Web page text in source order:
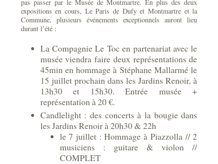
pas passer par le Musée de Montmartre. En plus des deux
expositions en cours, Le Paris de Dufy et Montmartre et la
Commune, plusieurs événements exceptionnels auront lieu
durant l’été :
La Compagnie Le Toc en partenariat avec le
musée viendra faire deux représentations de
45min en hommage à Stéphane Mallarmé le
15 juillet prochain dans les Jardins Renoir, à
13h30 et 15h30. Entrée musée +
représentation à 20 €.
Candlelight : des concerts à la bougie dans
les Jardins Renoir à 20h30 & 22h
le 7 juillet : Hommage à Piazzolla // 2
musiciens : guitare & violon //
COMPLET